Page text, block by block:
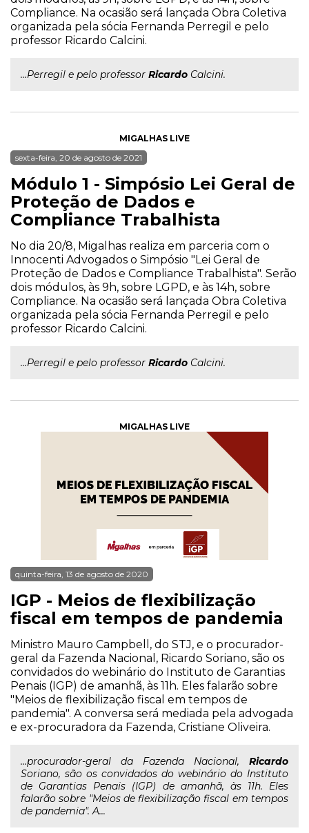
Compliance. Na ocasião será lançada Obra Coletiva
organizada pela sócia Fernanda Perregil e pelo
professor Ricardo Calcini.
...Perregil e pelo professor Ricardo Calcini.
MIGALHAS LIVE
sexta-feira, 20 de agosto de 2021
Módulo 1 - Simpósio Lei Geral de
Proteção de Dados e
Compliance Trabalhista
No dia 20/8, Migalhas realiza em parceria com o
Innocenti Advogados o Simpósio "Lei Geral de
Proteção de Dados e Compliance Trabalhista". Serão
dois módulos, às 9h, sobre LGPD, e às 14h, sobre
Compliance. Na ocasião será lançada Obra Coletiva
organizada pela sócia Fernanda Perregil e pelo
professor Ricardo Calcini.
...Perregil e pelo professor Ricardo Calcini.
MIGALHAS LIVE
quinta-feira, 13 de agosto de 2020
IGP - Meios de flexibilização
fiscal em tempos de pandemia
Ministro Mauro Campbell, do STJ, e o procurador-
geral da Fazenda Nacional, Ricardo Soriano, são os
convidados do webinário do Instituto de Garantias
Penais (IGP) de amanhã, às 11h. Eles falarão sobre
"Meios de flexibilização fiscal em tempos de
pandemia". A conversa será mediada pela advogada
e ex-procuradora da Fazenda, Cristiane Oliveira.
...procurador-geral da Fazenda Nacional, Ricardo
Soriano, são os convidados do webinário do Instituto
de Garantias Penais (IGP) de amanhã, às 11h. Eles
falarão sobre "Meios de flexibilização fiscal em tempos
de pandemia". A...